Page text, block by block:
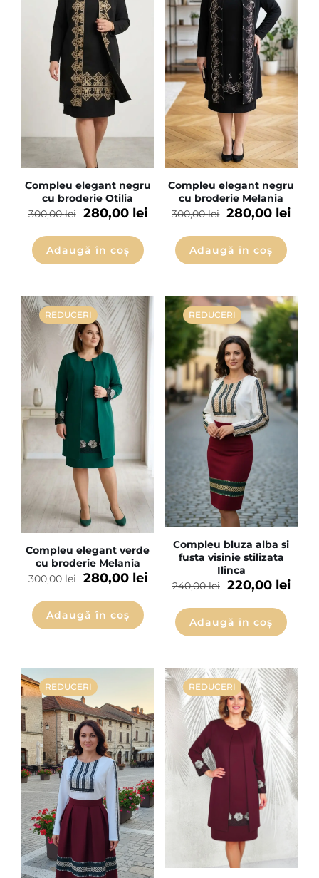
Compleu elegant negru
cu broderie Otilia
300,00lei 280,00 lei
Adaugă în coș
Compleu elegant negru
cu broderie Melania
300,00lei 280,00 lei
Adaugă în coș
REDUCERI
Compleu elegant verde
cu broderie Melania
300,00lei 280,00 lei
Adaugă în coș
REDUCERI
Compleu bluza alba si
fusta visinie stilizata
Ilinca
240,00lei 220,00 lei
Adaugă în coș
REDUCERI REDUCERI